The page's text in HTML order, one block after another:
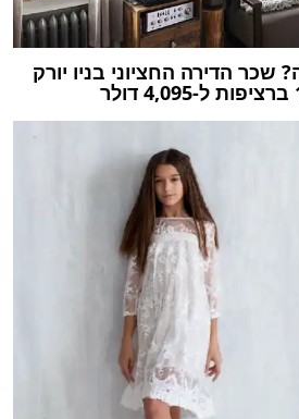
שכר הדירה החציוני בניו יורק